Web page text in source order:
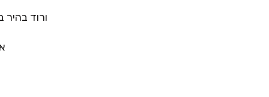
ורוד בהיר